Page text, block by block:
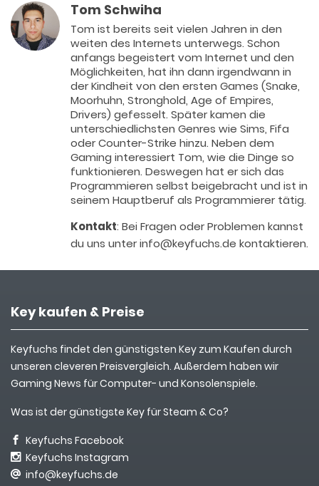
Tom Schwiha
Tom ist bereits seit vielen Jahren in den
weiten des Internets unterwegs. Schon
anfangs begeistert vom Internet und den
Möglichkeiten, hat ihn dann irgendwann in
der Kindheit von den ersten Games (Snake,
Moorhuhn, Stronghold, Age of Empires,
Drivers) gefesselt. Später kamen die
unterschiedlichsten Genres wie Sims, Fifa
oder Counter-Strike hinzu. Neben dem
Gaming interessiert Tom, wie die Dinge so
funktionieren. Deswegen hat er sich das
Programmieren selbst beigebracht und ist in
seinem Hauptberuf als Programmierer tätig.
Kontakt: Bei Fragen oder Problemen kannst
du uns unter info@keyfuchs.de kontaktieren.
Key kaufen & Preise
Keyfuchs findet den günstigsten Key zum Kaufen durch
unseren cleveren Preisvergleich. Außerdem haben wir
Gaming News für Computer- und Konsolenspiele.
Was ist der günstigste Key für Steam & Co?
Keyfuchs Facebook
Keyfuchs Instagram
info@keyfuchs.de